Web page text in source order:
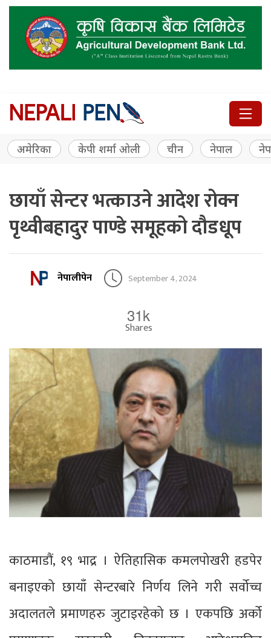
अमेरिका केपी शर्मा ओली चीन नेपाल
छायाँ सेन्टर भत्काउने आदेश रोक्न
पृथ्वीबहादुर पाण्डे समूहको दौडधूप
नेपालीपेन September 4, 2024
31k
Shares
काठमाडौं, १९ भाद्र । ऐतिहासिक कमलपोखरी हडपेर
बनाइएको छायाँ सेन्टरबारे निर्णय लिने गरी सर्वोच्च
अदालतले प्रमाणहरु जुटाइरहेको छ । एकपछि अर्को